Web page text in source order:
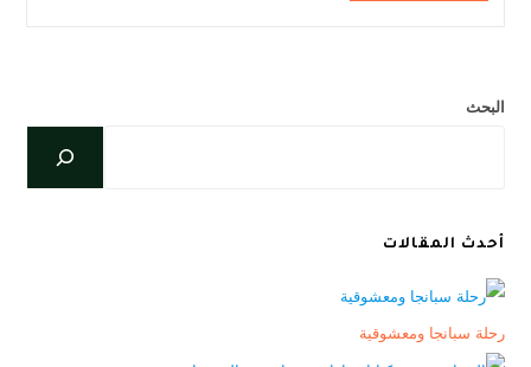
البحث
أحدث المقالات
رحلة سبانجا ومعشوقية